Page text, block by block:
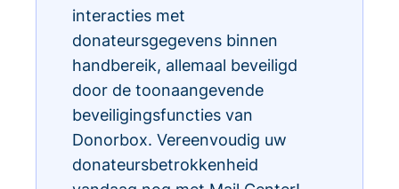
interacties met
donateursgegevens binnen
handbereik, allemaal beveiligd
door de toonaangevende
beveiligingsfuncties van
Donorbox. Vereenvoudig uw
donateursbetrokkenheid